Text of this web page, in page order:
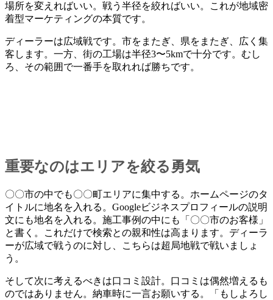
場所を変えればいい。戦う半径を絞ればいい。これが地域密
着型マーケティングの本質です。
ディーラーは広域戦です。市をまたぎ、県をまたぎ、広く集
客します。一方、街の工場は半径3〜5kmで十分です。むし
ろ、その範囲で一番手を取れれば勝ちです。
重要なのはエリアを絞る勇気
〇〇市の中でも〇〇町エリアに集中する。ホームページのタ
イトルに地名を入れる。Googleビジネスプロフィールの説明
文にも地名を入れる。施工事例の中にも「〇〇市のお客様」
と書く。これだけで検索との親和性は高まります。ディーラ
ーが広域で戦うのに対し、こちらは超局地戦で戦いましょ
う。
そして次に考えるべきは口コミ設計。口コミは偶然増えるも
のではありません。納車時に一言お願いする。「もしよろし